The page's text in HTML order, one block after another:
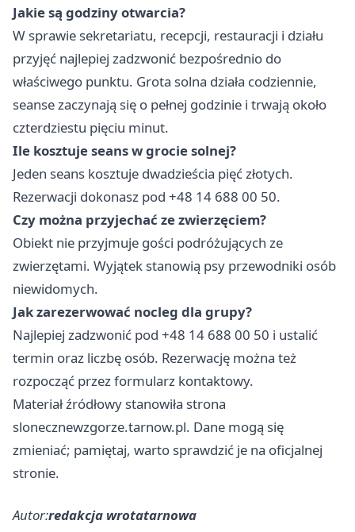
Jakie są godziny otwarcia?
W sprawie sekretariatu, recepcji, restauracji i działu
przyjęć najlepiej zadzwonić bezpośrednio do
właściwego punktu. Grota solna działa codziennie,
seanse zaczynają się o pełnej godzinie i trwają około
czterdziestu pięciu minut.
Ile kosztuje seans w grocie solnej?
Jeden seans kosztuje dwadzieścia pięć złotych.
Rezerwacji dokonasz pod +48 14 688 00 50.
Czy można przyjechać ze zwierzęciem?
Obiekt nie przyjmuje gości podróżujących ze
zwierzętami. Wyjątek stanowią psy przewodniki osób
niewidomych.
Jak zarezerwować nocleg dla grupy?
Najlepiej zadzwonić pod +48 14 688 00 50 i ustalić
termin oraz liczbę osób. Rezerwację można też
rozpocząć przez formularz kontaktowy.
Materiał źródłowy stanowiła strona
slonecznewzgorze.tarnow.pl. Dane mogą się
zmieniać; pamiętaj, warto sprawdzić je na oficjalnej
stronie.
Autor:redakcja wrotatarnowa